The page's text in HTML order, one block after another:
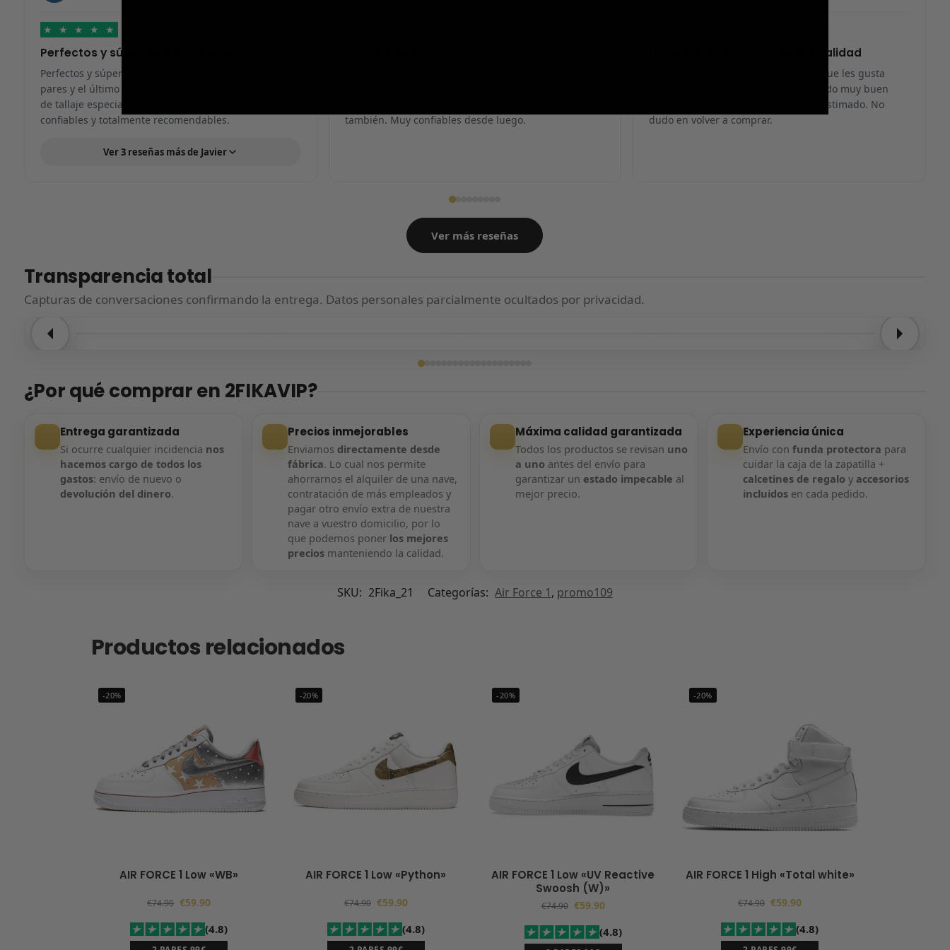
★ ★ ★ ★ ★
Perfectos y súper serios y atentos
Perfectos y súper serios y atentos. He comprado 5
pares y el último que acaba de llegar, unas Uptempo
de tallaje especial pagadas por adelantado. Súper
confiables y totalmente recomendables.
Ver 3 reseñas más de Javier
también. Muy confiables desde luego.
Lo recomiendo 100% máxima calidad
Es una página fiable… no soy de las que les gusta
pagar antes de recibir, pero he recibido muy buen
trato y me han llegado en el tiempo estimado. No
dudo en volver a comprar.
Ver más reseñas
Transparencia total
Capturas de conversaciones confirmando la entrega. Datos personales parcialmente ocultados por privacidad.
¿Por qué comprar en 2FIKAVIP?
Entrega garantizada
Si ocurre cualquier incidencia nos
hacemos cargo de todos los
gastos: envío de nuevo o
devolución del dinero.
Precios inmejorables
Enviamos directamente desde
fábrica. Lo cual nos permite
ahorrarnos el alquiler de una nave,
contratación de más empleados y
pagar otro envío extra de nuestra
nave a vuestro domicilio, por lo
que podemos poner los mejores
preciosmanteniendo la calidad.
Máxima calidad garantizada
Todos los productos se revisan uno
a uno antes del envío para
garantizar un estado impecable al
mejor precio.
Experiencia única
Envío confunda protectora para
cuidar la caja de la zapatilla +
calcetines de regalo y accesorios
incluidos en cada pedido.
SKU: 2Fika_21 Categorías: Air Force 1, promo109
Productos relacionados
-20%
AIR FORCE 1 Low «WB»
€74.90 €59.90
(4.8)
-20%
AIR FORCE 1 Low «Python»
€74.90 €59.90
(4.8)
-20%
AIR FORCE 1 Low «UV Reactive
Swoosh (W)»
€74.90 €59.90
(4.8)
-20%
AIR FORCE 1 High «Total white»
€74.90 €59.90
(4.8)